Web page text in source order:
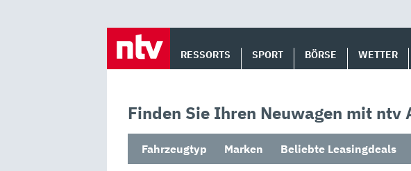
RESSORTS SPORT BÖRSE WETTER
Finden Sie Ihren Neuwagen mit ntv
Fahrzeugtyp Marken Beliebte Leasingdeals